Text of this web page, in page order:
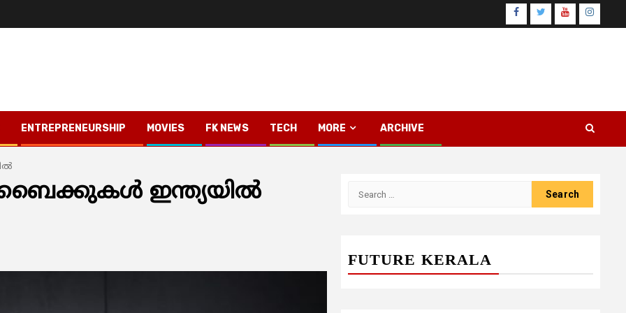
Facebook
TwitterYoutube
ENTREPRENEURSHIP MOVIES FK NEWS TECH MORE ARCHIVE
ബൈക്കുകള്‍ ഇന്ത്യയില്‍
FUTURE KERALA